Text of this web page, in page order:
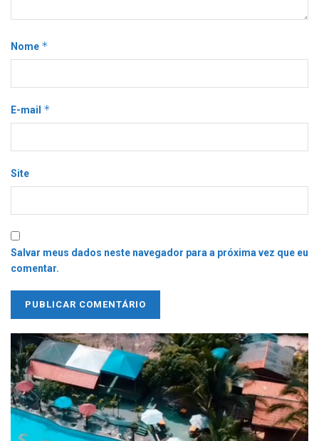
Nome *
E-mail *
Site
Salvar meus dados neste navegador para a próxima vez que eu
comentar.
Tocador
de
vídeo